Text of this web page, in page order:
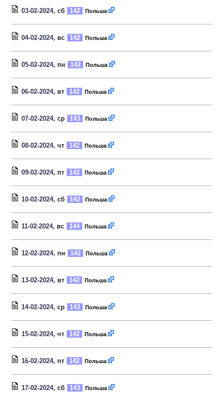
03-02-2024, сб 142 Польша
04-02-2024, вс 142 Польша
05-02-2024, пн 142 Польша
06-02-2024, вт 142 Польша
07-02-2024, ср 143 Польша
08-02-2024, чт 142 Польша
09-02-2024, пт 142 Польша
10-02-2024, сб 142 Польша
11-02-2024, вс 144 Польша
12-02-2024, пн 142 Польша
13-02-2024, вт 142 Польша
14-02-2024, ср 143 Польша
15-02-2024, чт 142 Польша
16-02-2024, пт 142 Польша
17-02-2024, сб 143 Польша